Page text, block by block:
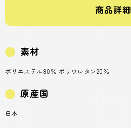
商品詳細
素材
ポリエステル80％ ポリウレタン20％
原産国
日本